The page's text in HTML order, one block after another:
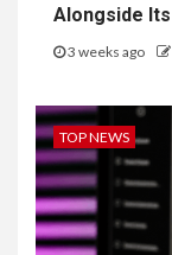
Alongside
3 weeks ago
TOP NEWS